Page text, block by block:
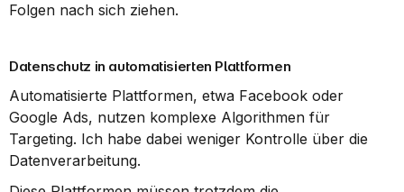
Folgen nach sich ziehen.
Datenschutz in automatisierten Plattformen
Automatisierte Plattformen, etwa Facebook oder
Google Ads, nutzen komplexe Algorithmen für
Targeting. Ich habe dabei weniger Kontrolle über die
Datenverarbeitung.